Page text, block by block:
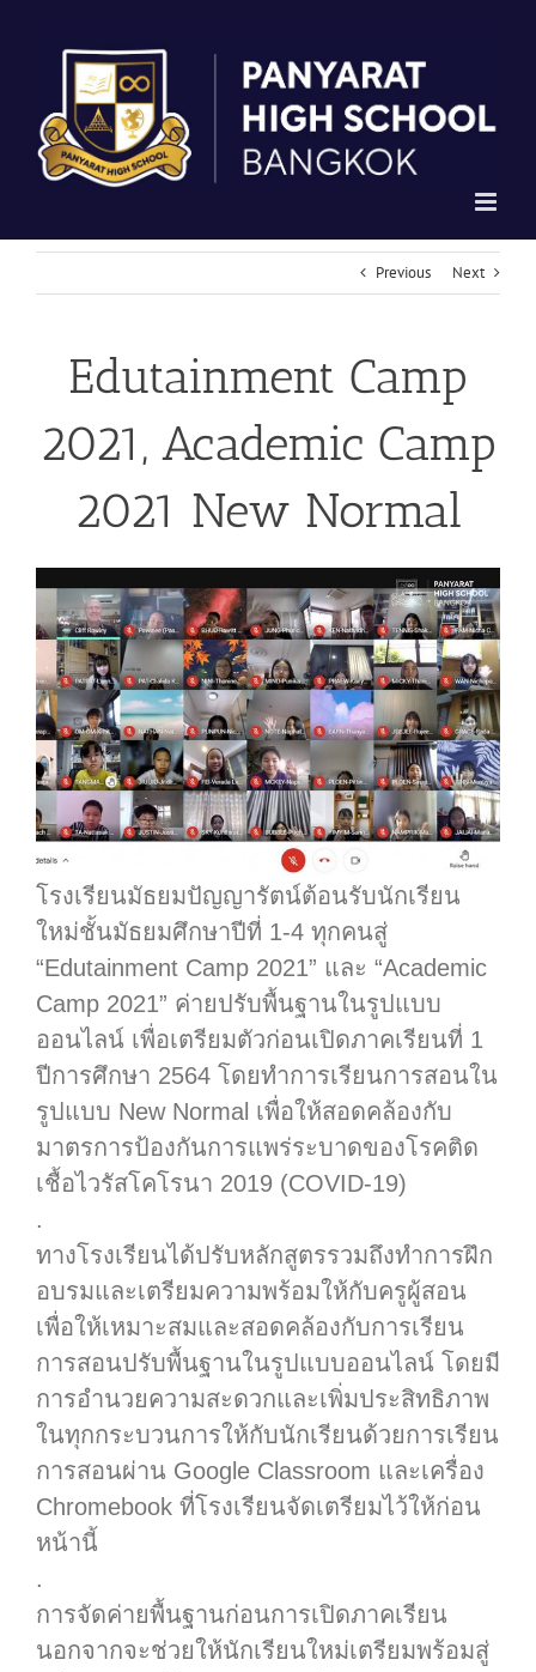
Previous Next
Edutainment Camp
2021, Academic Camp
2021 New Normal
โรงเรียนมัธยมปัญญารัตน์ต้อนรับนักเรียน
ใหม่ชั้นมัธยมศึกษาปีที่ 1-4 ทุกคนสู่
“Edutainment Camp 2021” และ “Academic
Camp 2021” ค่ายปรับพื้นฐานในรูปแบบ
ออนไลน์ เพื่อเตรียมตัวก่อนเปิดภาคเรียนที่ 1
ปีการศึกษา 2564 โดยทำการเรียนการสอนใน
รูปแบบ New Normal เพื่อให้สอดคล้องกับ
มาตรการป้องกันการแพร่ระบาดของโรคติด
เชื้อไวรัสโคโรนา 2019 (COVID-19)
.
ทางโรงเรียนได้ปรับหลักสูตรรวมถึงทำการฝึก
อบรมและเตรียมความพร้อมให้กับครูผู้สอน
เพื่อให้เหมาะสมและสอดคล้องกับการเรียน
การสอนปรับพื้นฐานในรูปแบบออนไลน์ โดยมี
การอำนวยความสะดวกและเพิ่มประสิทธิภาพ
ในทุกกระบวนการให้กับนักเรียนด้วยการเรียน
การสอนผ่าน Google Classroom และเครื่อง
Chromebook ที่โรงเรียนจัดเตรียมไว้ให้ก่อน
หน้านี้
.
การจัดค่ายพื้นฐานก่อนการเปิดภาคเรียน
นอกจากจะช่วยให้นักเรียนใหม่เตรียมพร้อมสู่